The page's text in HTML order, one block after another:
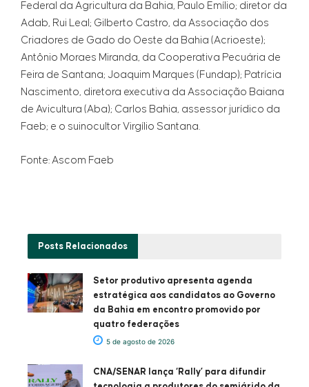
Federal da Agricultura da Bahia, Paulo Emílio; diretor da
Adab, Rui Leal; Gilberto Castro, da Associação dos
Criadores de Gado do Oeste da Bahia (Acrioeste);
Antônio Moraes Miranda, da Cooperativa Pecuária de
Feira de Santana; Joaquim Marques (Fundap); Patrícia
Nascimento, diretora executiva da Associação Baiana
de Avicultura (Aba); Carlos Bahia, assessor jurídico da
Faeb; e o suinocultor Virgílio Santana.
Fonte: Ascom Faeb
Posts Relacionados
Setor produtivo apresenta agenda
estratégica aos candidatos ao Governo
da Bahia em encontro promovido por
quatro federações
5 de agosto de 2026
CNA/SENAR lança ‘Rally’ para difundir